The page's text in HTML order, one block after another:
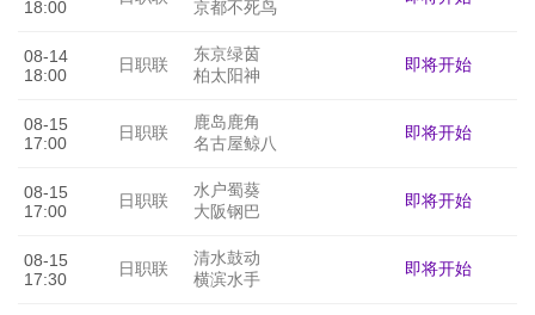
18:00
京都不死鸟
08-14
18:00
日职联
东京绿茵
柏太阳神
即将开始
08-15
17:00
日职联
鹿岛鹿角
名古屋鲸八
即将开始
08-15
17:00
日职联
水户蜀葵
大阪钢巴
即将开始
08-15
17:30
日职联
清水鼓动
横滨水手
即将开始